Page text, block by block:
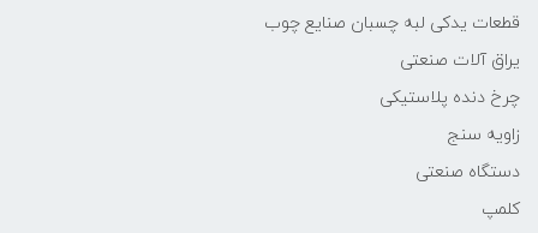
قطعات یدکی لبه چسبان صنایع چوب
یراق آلات صنعتی
چرخ دنده پلاستیکی
زاویه سنج
دستگاه صنعتی
کلمپ